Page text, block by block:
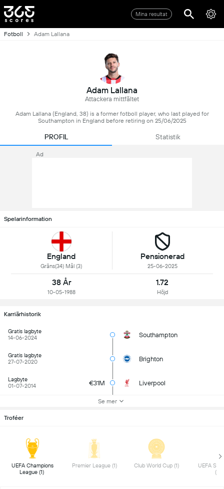
Mina resultat
Fotboll Adam Lallana
Adam Lallana
Attackera mittfältet
Adam Lallana (England, 38) is a former fotboll player, who last played for
Southampton in England before retiring on 25/06/2025
PROFIL Statistik
Ad
Spelarinformation
England
Gräns(34) Mål (3)
Pensionerad
25-06-2025
38 År
10-05-1988
1.72
Höjd
Karriärhistorik
Gratis lagbyte
14-06-2024
Southampton
Gratis lagbyte
27-07-2020
Brighton
Lagbyte
01-07-2014
€31M Liverpool
Se mer
Troféer
UEFA Champions
League (1)
Premier League (1) Club World Cup (1)
UEFA